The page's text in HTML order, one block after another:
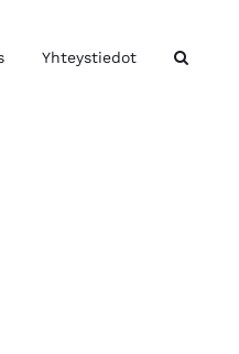
Yhteystiedot